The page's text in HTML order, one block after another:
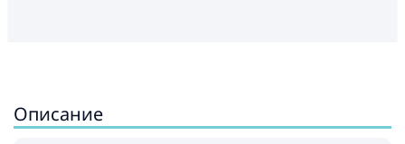
Описание